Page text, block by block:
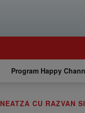
Program Happy
NEATZA CU RAZVAN